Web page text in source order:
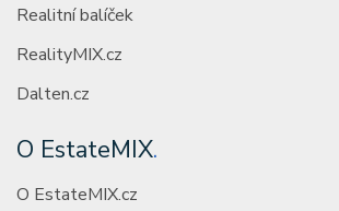
Realitní balíček
RealityMIX.cz
Dalten.cz
O EstateMIX.
O EstateMIX.cz